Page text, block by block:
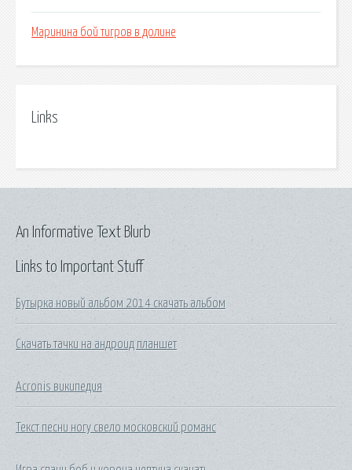
Маринина бой тигров в долине
Links
Links to Important Stuff
Бутырка новый альбом 2014 скачать альбом
Скачать тачки на андроид планшет
Acronis википедия
Текст песни ногу свело московский романс
An Informative Text Blurb